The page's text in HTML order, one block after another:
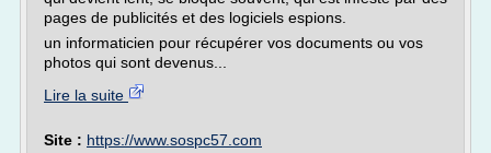
pages de publicités et des logiciels espions.
un informaticien pour récupérer vos documents ou vos
photos qui sont devenus...
Lire la suite
Site : https://www.sospc57.com